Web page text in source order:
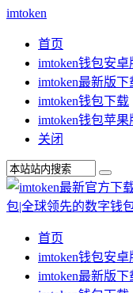
imtoken
首页
imtoken钱包安卓
imtoken最新版下
imtoken钱包下载
imtoken钱包苹果
关闭
首页
imtoken钱包安卓
imtoken最新版下